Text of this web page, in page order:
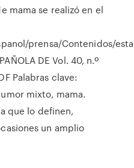
mama se realizó en el
prensa/Contenidos/
DE Vol. 40, n.º
Palabras clave:
mixto, mama.
que lo definen,
un amplio